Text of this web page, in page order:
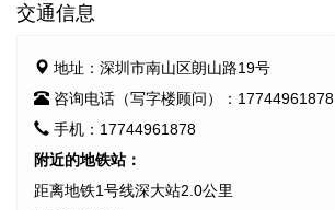
交通信息
地址：深圳市南山区朗山路19号
咨询电话（写字楼顾问）：17744961878
手机：17744961878
附近的地铁站：
距离地铁1号线深大站2.0公里